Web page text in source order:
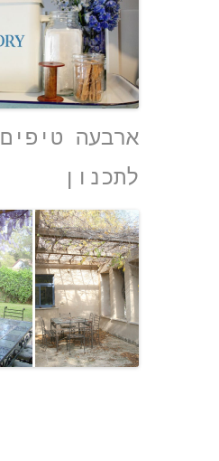
ארבעה טיפים
לתכנון